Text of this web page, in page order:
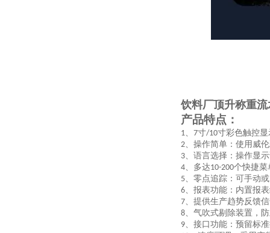
饮料厂顶升称重
产品特点：
1、 7寸/10寸彩色触控显
2、操作简单：使用威
3、语言选择：操作显
4、多达10-200个快捷菜
5、零点追踪：可手动
6、报表功能：内置报
7、提供生产趋势反馈
8、气吹式剔除装置，
9、接口功能：预留标